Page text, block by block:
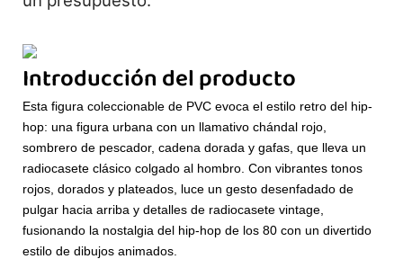
Introducción del producto
Esta figura coleccionable de PVC evoca el estilo retro del hip-
hop: una figura urbana con un llamativo chándal rojo,
sombrero de pescador, cadena dorada y gafas, que lleva un
radiocasete clásico colgado al hombro. Con vibrantes tonos
rojos, dorados y plateados, luce un gesto desenfadado de
pulgar hacia arriba y detalles de radiocasete vintage,
fusionando la nostalgia del hip-hop de los 80 con un divertido
estilo de dibujos animados.